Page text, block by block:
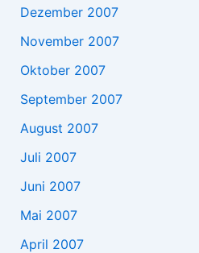
Dezember 2007
November 2007
Oktober 2007
September 2007
August 2007
Juli 2007
Juni 2007
Mai 2007
April 2007